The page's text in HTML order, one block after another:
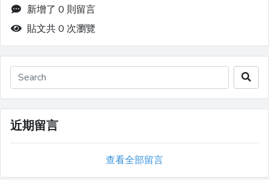
新增了 0 則留言
貼文共 0 次瀏覽
近期留言
查看全部留言